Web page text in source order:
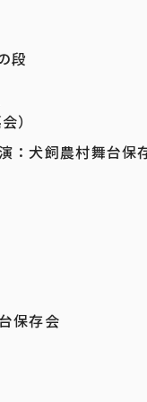
段
会）
：犬飼農村舞台保
保存会